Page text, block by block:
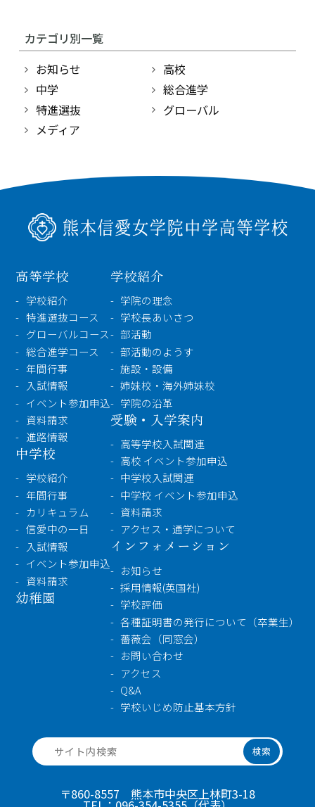
カテゴリ別一覧
お知らせ
高校
中学
総合進学
特進選抜
グローバル
メディア
高等学校
学校紹介
特進選抜コース
グローバルコース
総合進学コース
年間行事
入試情報
イベント参加申込
資料請求
進路情報
中学校
学校紹介
年間行事
カリキュラム
信愛中の一日
入試情報
イベント参加申込
資料請求
幼稚園
学校紹介
学院の理念
学校長あいさつ
部活動
部活動のようす
施設・設備
姉妹校・海外姉妹校
学院の沿革
受験・入学案内
高等学校入試関連
高校 イベント参加申込
中学校入試関連
中学校 イベント参加申込
資料請求
アクセス・通学について
インフォメーション
お知らせ
採用情報(英国社)
学校評価
各種証明書の発行について（卒業生）
薔薇会（同窓会）
お問い合わせ
アクセス
Q&A
学校いじめ防止基本方針
検索
〒860-8557 熊本市中央区上林町3-18
学校紹介
受験・入学案内